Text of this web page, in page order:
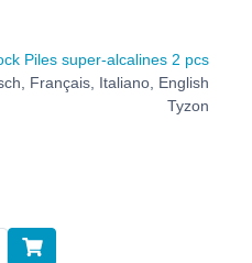
Piles super-alcalines 2 pcs
Français, Italiano, English
Tyzon